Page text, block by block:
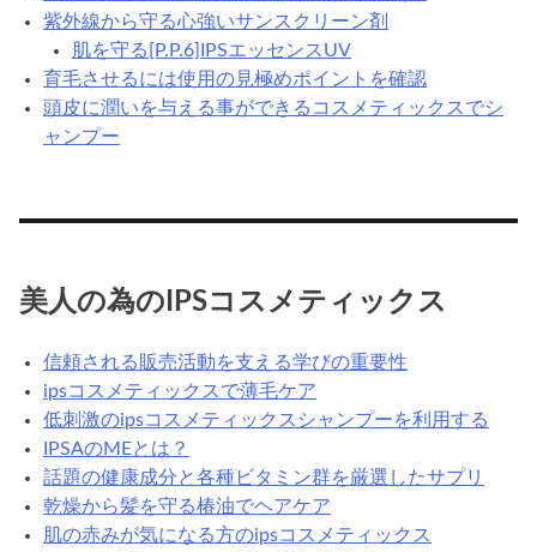
紫外線から守る心強いサンスクリーン剤
肌を守る[P.P.6]IPSエッセンスUV
育毛させるには使用の見極めポイントを確認
頭皮に潤いを与える事ができるコスメティックスでシ
ャンプー
美人の為のIPSコスメティックス
信頼される販売活動を支える学びの重要性
ipsコスメティックスで薄毛ケア
低刺激のipsコスメティックスシャンプーを利用する
IPSAのMEとは？
話題の健康成分と各種ビタミン群を厳選したサプリ
乾燥から髪を守る椿油でヘアケア
肌の赤みが気になる方のipsコスメティックス